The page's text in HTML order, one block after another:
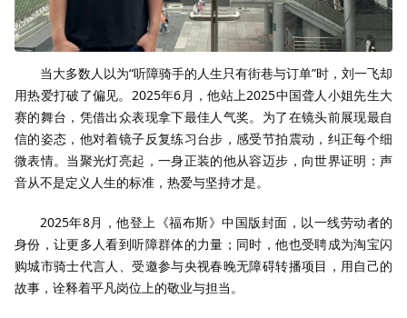
当大多数人以为“听障骑手的人生只有街巷与订单”时，刘一飞却
用热爱打破了偏见。2025年6月，他站上2025中国聋人小姐先生大
赛的舞台，凭借出众表现拿下最佳人气奖。为了在镜头前展现最自
信的姿态，他对着镜子反复练习台步，感受节拍震动，纠正每个细
微表情。当聚光灯亮起，一身正装的他从容迈步，向世界证明：声
音从不是定义人生的标准，热爱与坚持才是。
2025年8月，他登上《福布斯》中国版封面，以一线劳动者的
身份，让更多人看到听障群体的力量；同时，他也受聘成为淘宝闪
购城市骑士代言人、受邀参与央视春晚无障碍转播项目，用自己的
故事，诠释着平凡岗位上的敬业与担当。